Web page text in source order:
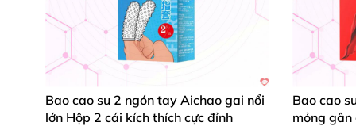
Gốc bao cao su dozen rung có 2 ngón
phụ là gai mềm hình mào gà có tác dụng
gợi sự hưng phấn gấp 3 lần cho
các chị
Quai đeo dương vậtcủa bao đôn dên
Bao cao su 2 ngón tay Aichao gai nổi
lớn Hộp 2 cái kích thích cực đỉnh
Bao cao
mỏng